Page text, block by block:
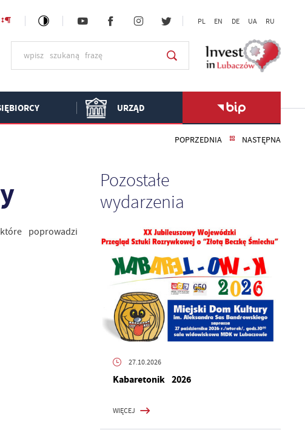
PL EN DE UA RU
URZĄD
POPRZEDNIA NASTĘPNA
poprowadzi
Pozostałe
wydarzenia
27.10.2026
Kabaretonik 2026
WIĘCEJ